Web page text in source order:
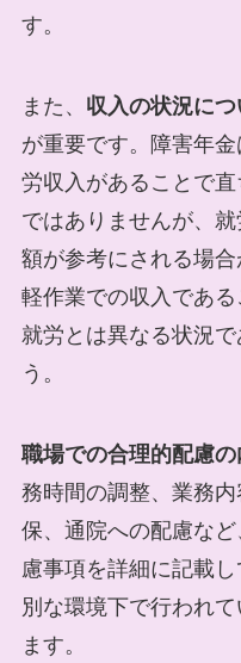
す。
また、 収入の状況に
が重要です。障害年
労収入があることで
ではありませんが、
額が参考にされる場
軽作業での収入であ
就労とは異なる状況
う。
職場での合理的配慮の
務時間の調整、業務
保、通院への配慮な
慮事項を詳細に記載
別な環境下で行われ
ます。